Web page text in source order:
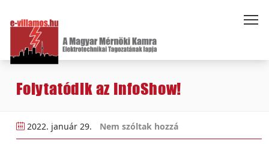
Folytatódik az InfoShow!
2022. január 29. Nem szóltak hozzá